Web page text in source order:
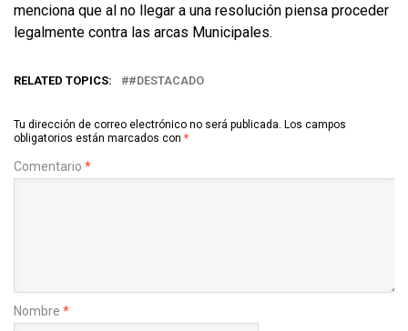
menciona que al no llegar a una resolución piensa proceder
legalmente contra las arcas Municipales.
RELATED TOPICS: #DESTACADO
Tu dirección de correo electrónico no será publicada. Los campos
obligatorios están marcados con *
Comentario *
Nombre *